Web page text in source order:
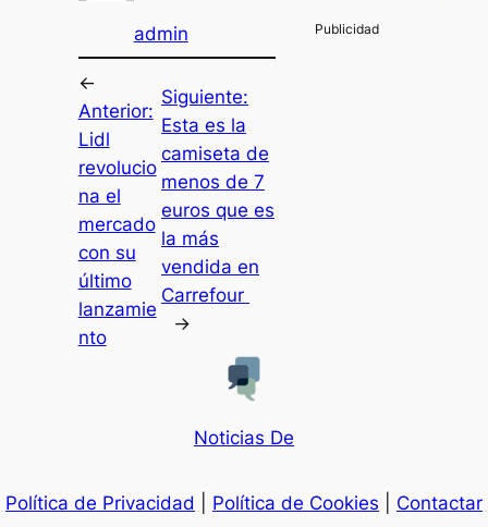
admin
←
Anterior:
Lidl
revolucio
na el
mercado
con su
último
lanzamie
nto
Siguiente:
Esta es la
camiseta de
menos de 7
euros que es
la más
vendida en
Carrefour
→
Noticias De
Política de Privacidad Política de Cookies Contactar